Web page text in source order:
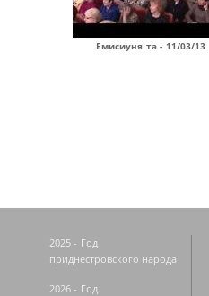
Емисиуня та - 11/03/13
2025 - Год
приднестровского народа
2026 - Год